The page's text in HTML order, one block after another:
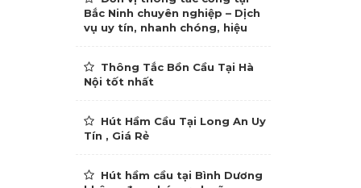
Bắc Ninh chuyên nghiệp – Dịch
vụ uy tín, nhanh chóng, hiệu
Thông Tắc Bồn Cầu Tại Hà
Nội tốt nhất
Hút Hầm Cầu Tại Long An Uy
Tín , Giá Rẻ
Hút hầm cầu tại Bình Dương